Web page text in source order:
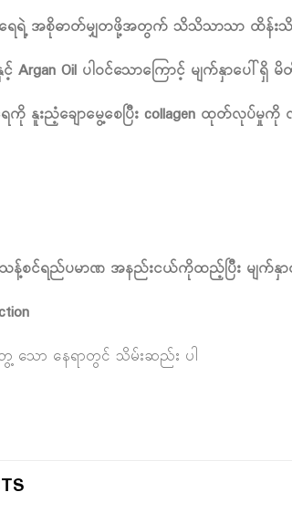
းရေရဲ့ အစိုဓာတ်မျှတဖို့အတွက် သိသိသာသာ ထိန်းသိ
နှင့် Argan Oil ပါဝင်သောကြောင့် မျက်နှာပ
ေကို နူးညံ့ချောမွေ့စေပြီး collagen ထုတ်လုပ်
သန့်စင်ရည်ပမာဏ အနည်းငယ်ကိုထည့်ပြီး မျက်
ော နေရာတွင် သိမ်းဆည်း ပါ